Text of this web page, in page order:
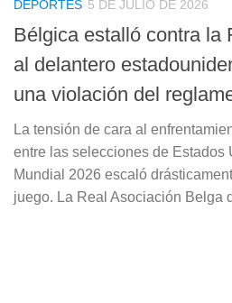
DEPORTES 5 DE JULIO DE 2026
Bélgica estalló contra la
al delantero
una violación del
La tensión de cara al
entre las selecciones de Estados
Mundial 2026 escaló
juego. La Real Asociación Belga